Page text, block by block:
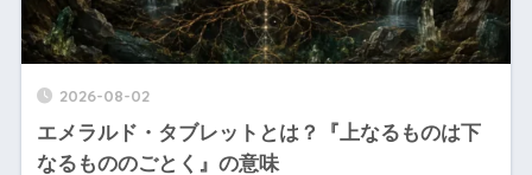
2026-08-02
エメラルド・タブレットとは？『上なるものは下
なるもののごとく』の意味